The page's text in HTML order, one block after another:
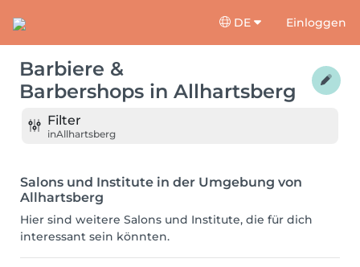
DE Einloggen
Barbiere &
Barbershops in Allhartsberg
Filter
inAllhartsberg
Salons und Institute in der Umgebung von
Allhartsberg
Hier sind weitere Salons und Institute, die für dich
interessant sein könnten.